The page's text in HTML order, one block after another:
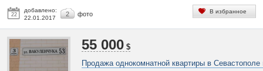
22
добавлено:
22.01.2017
2 фото В избранное
55 000 $
Продажа однокомнатной квартиры в Севастополе